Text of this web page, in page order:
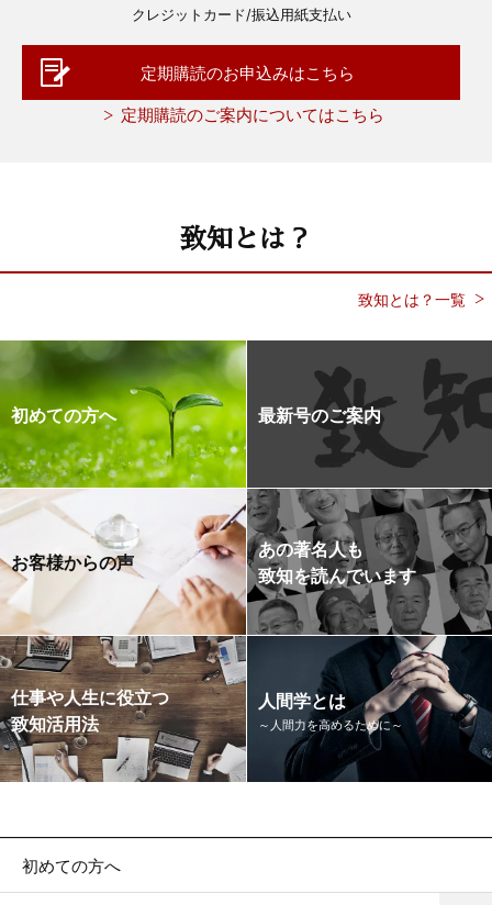
クレジットカード/振込用紙支払い
定期購読のお申込みはこちら
定期購読のご案内についてはこちら
致知とは？
致知とは？一覧
初めての方へ 最新号のご案内
お客様からの声
あの著名人も
致知を読んでいます
仕事や人生に役立つ
致知活用法
人間学とは
～人間力を高めるために～
初めての方へ